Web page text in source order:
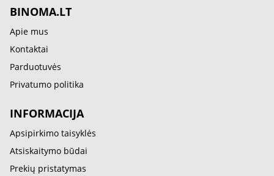
BINOMA.LT
Apie mus
Kontaktai
Parduotuvės
Privatumo politika
INFORMACIJA
Apsipirkimo taisyklės
Atsiskaitymo būdai
Prekių pristatymas